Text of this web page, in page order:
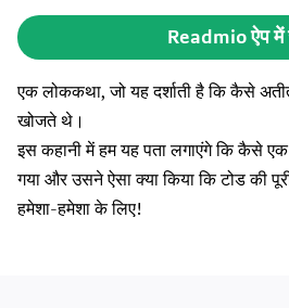
Readmio ऐप में
एक लोककथा, जो यह दर्शाती है कि कैसे
खोजते थे।
इस कहानी में हम यह पता लगाएंगे कि कैसे
गया और उसने ऐसा क्या किया कि टोड की
हमेशा-हमेशा के लिए!